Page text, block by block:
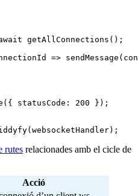
getAllConnections();
=>
statusCode: 200 });
rutes relacionades amb el cicle de
Acció